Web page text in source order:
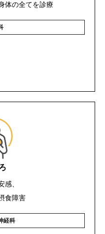
体の全てを診療
感、
食障害
経科